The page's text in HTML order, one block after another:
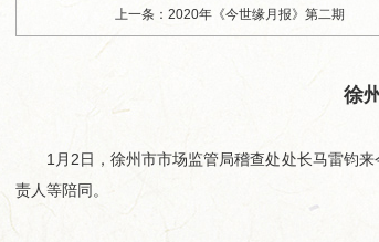
上一条：2020年《今世缘月报》第二期
徐
1月2日，徐州市市场监管局稽查处处长马雷钧来
责人等陪同。